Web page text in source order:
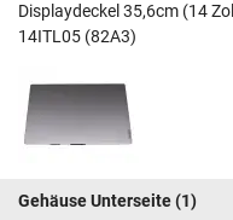
Displaydeckel 35,6cm (14
14ITL05 (82A3)
Gehäuse Unterseite(1)